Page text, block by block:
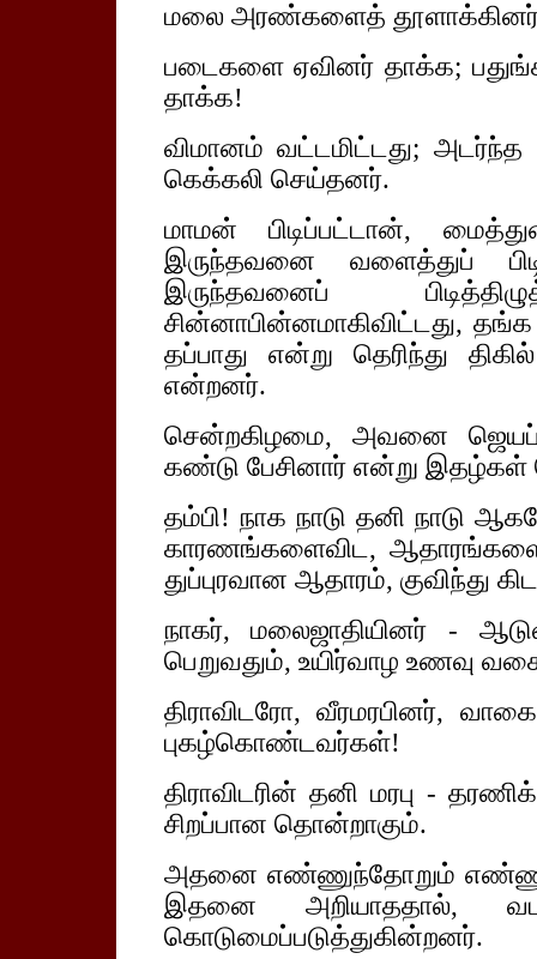
மலை அரண்களைத்
படைகளை ஏவினர் தாக்க;
தாக்க!
விமானம் வட்டமிட்டது; அடர்ந்த
கெக்கலி செய்தனர்.
மாமன் பிடிப்பட்டான்,
இருந்தவனை வளைத்துப்
இருந்தவனைப்
சின்னாபின்னமாகிவிட்டது,
தப்பாது என்று தெரிந்து
என்றனர்.
சென்றகிழமை, அவனை
கண்டு பேசினார் என்று இதழ்கள்
தம்பி! நாக நாடு தனி நாடு
காரணங்களைவிட, ஆதாரங்களை
துப்புரவான ஆதாரம், குவிந்து
நாகர், மலைஜாதியினர் -
பெறுவதும், உயிர்வாழ உணவு
திராவிடரோ, வீரமரபினர்,
புகழ்கொண்டவர்கள்!
திராவிடரின் தனி மரபு -
சிறப்பான தொன்றாகும்.
அதனை எண்ணுந்தோறும்
இதனை அறியாததால்,
கொடுமைப்படுத்துகின்றனர்.